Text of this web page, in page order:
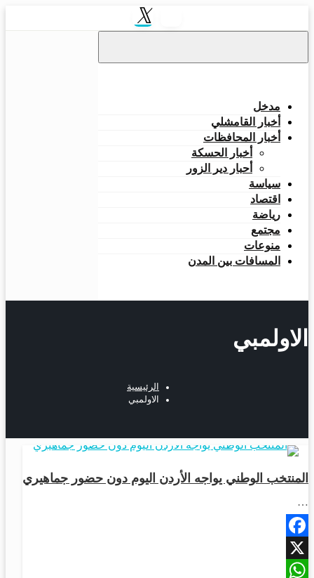
مدخل
أخبار القامشلي
أخبار المحافظات
أخبار الحسكة
أحبار دير الزور
سياسة
اقتصاد
رياضة
مجتمع
منوعات
المسافات بين المدن
الاولمبي
الرئيسية
الاولمبي
رياضة
المنتخب الوطني يواجه الأردن اليوم دون حضور جماهيري
…
Facebook
X